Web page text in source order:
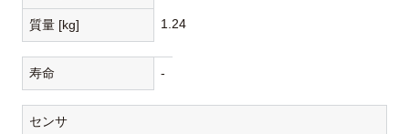
質量 [kg] 1.24
寿命 -
センサ